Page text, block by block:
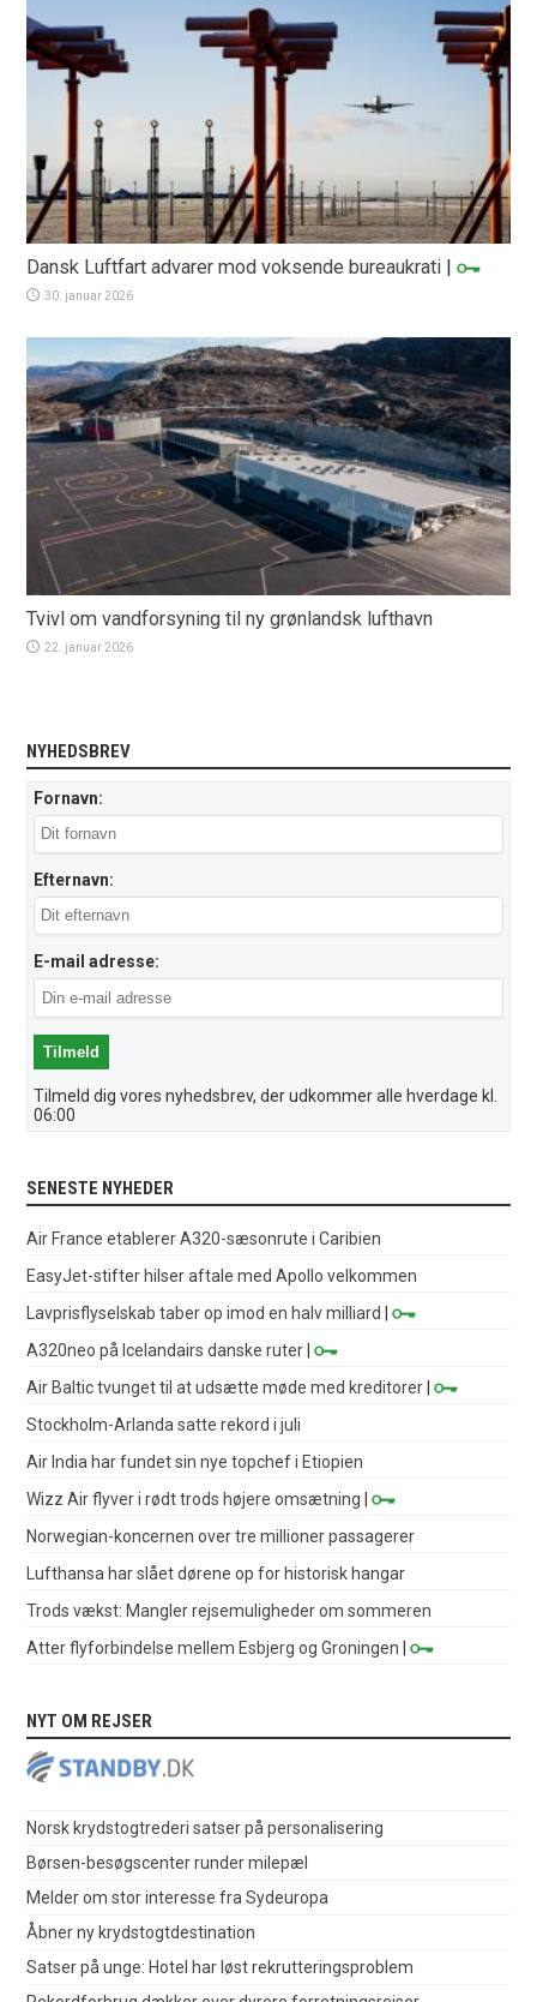
Dansk Luftfart advarer mod voksende bureaukrati |
30. januar 2026
Tvivl om vandforsyning til ny grønlandsk lufthavn
22. januar 2026
NYHEDSBREV
Fornavn:
Efternavn:
E-mail adresse:
Tilmeld dig vores nyhedsbrev, der udkommer alle hverdage kl.
06:00
SENESTE NYHEDER
Air France etablerer A320-sæsonrute i Caribien
EasyJet-stifter hilser aftale med Apollo velkommen
Lavprisflyselskab taber op imod en halv milliard
|
A320neo på Icelandairs danske ruter |
Air Baltic tvunget til at udsætte møde med kreditorer |
Stockholm-Arlanda satte rekord i juli
Air India har fundet sin nye topchef i Etiopien
Wizz Air flyver i rødt trods højere omsætning |
Norwegian-koncernen over tre millioner passagerer
Lufthansa har slået dørene op for historisk hangar
Trods vækst: Mangler rejsemuligheder om sommeren
Atter flyforbindelse mellem Esbjerg og Groningen |
NYT OM REJSER
Norsk krydstogtrederi satser på personalisering
Børsen-besøgscenter runder milepæl
Melder om stor interesse fra Sydeuropa
Åbner ny krydstogtdestination
Satser på unge: Hotel har løst rekrutteringsproblem